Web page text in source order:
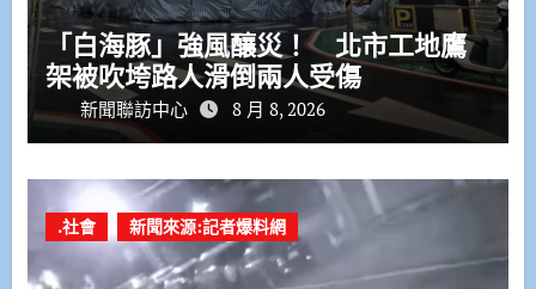
「白海豚」強風釀災！ 北市工地鷹
架被吹垮路人滑倒兩人受傷
新聞聯訪中心 8 月 8, 2026
.社會 新聞來源:記者爆料網